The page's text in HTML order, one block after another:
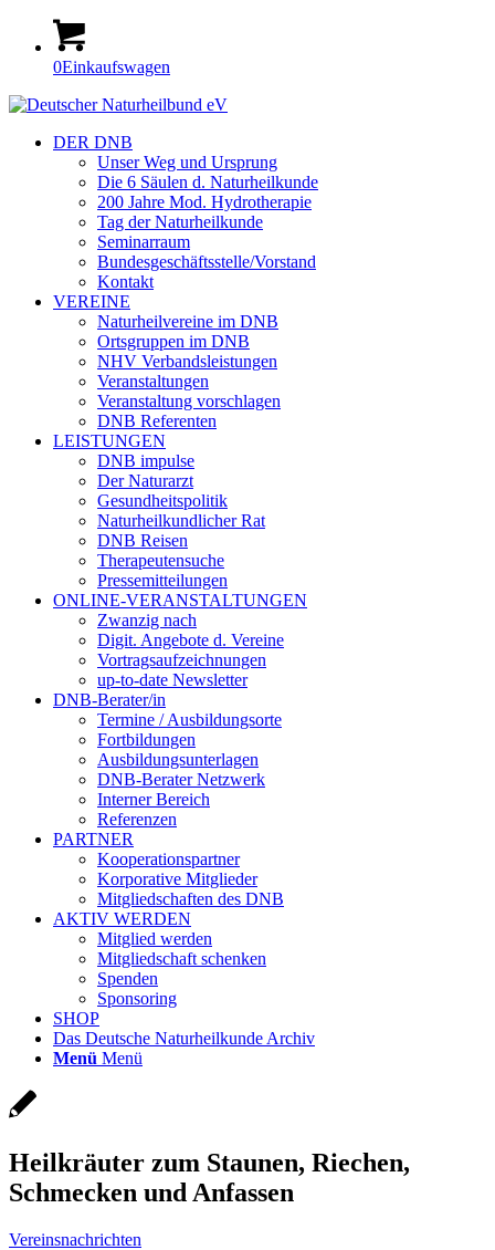
0Einkaufswagen
DER DNB
Unser Weg und Ursprung
Die 6 Säulen d. Naturheilkunde
200 Jahre Mod. Hydrotherapie
Tag der Naturheilkunde
Seminarraum
Bundesgeschäftsstelle/Vorstand
Kontakt
VEREINE
Naturheilvereine im DNB
Ortsgruppen im DNB
NHV Verbandsleistungen
Veranstaltungen
Veranstaltung vorschlagen
DNB Referenten
LEISTUNGEN
DNB impulse
Der Naturarzt
Gesundheitspolitik
Naturheilkundlicher Rat
DNB Reisen
Therapeutensuche
Pressemitteilungen
ONLINE-VERANSTALTUNGEN
Zwanzig nach
Digit. Angebote d. Vereine
Vortragsaufzeichnungen
up-to-date Newsletter
DNB-Berater/in
Termine / Ausbildungsorte
Fortbildungen
Ausbildungsunterlagen
DNB-Berater Netzwerk
Interner Bereich
Referenzen
PARTNER
Kooperationspartner
Korporative Mitglieder
Mitgliedschaften des DNB
AKTIV WERDEN
Mitglied werden
Mitgliedschaft schenken
Spenden
Sponsoring
SHOP
Das Deutsche Naturheilkunde Archiv
Menü Menü
Heilkräuter zum Staunen, Riechen,
Schmecken und Anfassen
Vereinsnachrichten